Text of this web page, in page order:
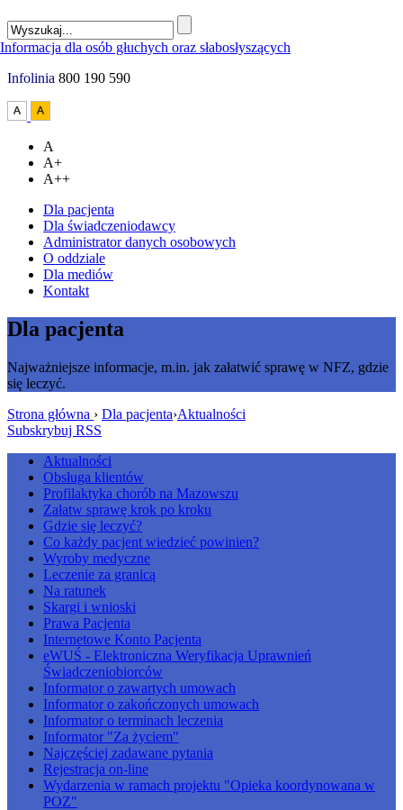
Infolinia 800 190 590
A
A+
A++
Dla pacjenta
Dla świadczeniodawcy
Administrator danych osobowych
O oddziale
Dla mediów
Kontakt
Dla pacjenta
Najważniejsze informacje, m.in. jak załatwić sprawę w NFZ, gdzie
się leczyć.
Strona główna › Dla pacjenta›Aktualności
Subskrybuj RSS
Aktualności
Obsługa klientów
Profilaktyka chorób na Mazowszu
Załatw sprawę krok po kroku
Gdzie się leczyć?
Co każdy pacjent wiedzieć powinien?
Wyroby medyczne
Leczenie za granicą
Na ratunek
Skargi i wnioski
Prawa Pacjenta
Internetowe Konto Pacjenta
eWUŚ - Elektroniczna Weryfikacja Uprawnień
Świadczeniobiorców
Informator o zawartych umowach
Informator o zakończonych umowach
Informator o terminach leczenia
Informator "Za życiem"
Najczęściej zadawane pytania
Rejestracja on-line
Wydarzenia w ramach projektu "Opieka koordynowana w
POZ"